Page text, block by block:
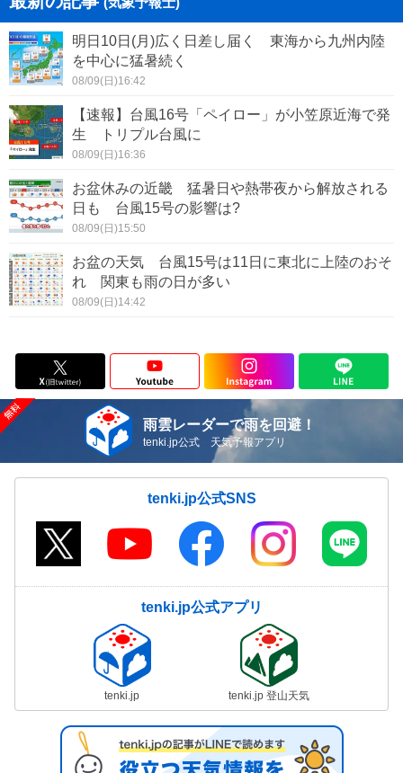
明日10日(月)広く日差し届く 東海から九州内陸
を中心に猛暑続く
08/09(日)16:42
【速報】台風16号「ペイロー」が小笠原近海で発
生 トリプル台風に
08/09(日)16:36
お盆休みの近畿 猛暑日や熱帯夜から解放される
日も 台風15号の影響は?
08/09(日)15:50
お盆の天気 台風15号は11日に東北に上陸のおそ
れ 関東も雨の日が多い
08/09(日)14:42
雨雲レーダーで雨を回避！
tenki.jp公式 天気予報アプリ
tenki.jp公式SNS
tenki.jp公式アプリ
tenki.jp tenki.jp 登山天気